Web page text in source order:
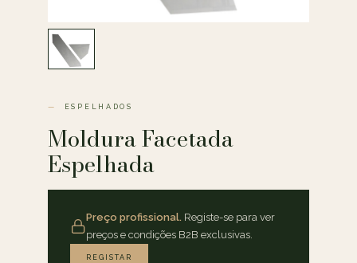
ESPELHADOS
Moldura Facetada
Espelhada
Preço profissional. Registe-se para ver
preços e condições B2B exclusivas.
REGISTAR